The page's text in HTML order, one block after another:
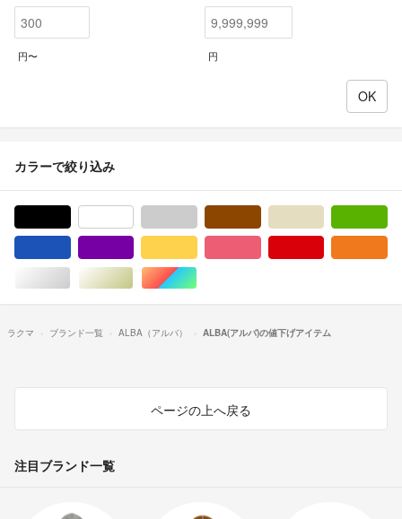
円〜 円
カラーで絞り込み
シルバー/銀色系ゴールド/金色系マルチカラー
ラクマ ブランド一覧 ALBA（アルバ） ALBA(アルバ)の値下げアイテム
ページの上へ戻る
注目ブランド一覧